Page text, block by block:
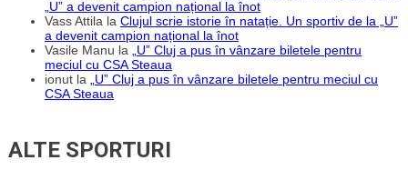
„U” a devenit campion național la înot
Vass Attila la Clujul scrie istorie în natație. Un sportiv de la „U”
a devenit campion național la înot
Vasile Manu la „U” Cluj a pus în vânzare biletele pentru
meciul cu CSA Steaua
ionut la „U” Cluj a pus în vânzare biletele pentru meciul cu
CSA Steaua
ALTE SPORTURI